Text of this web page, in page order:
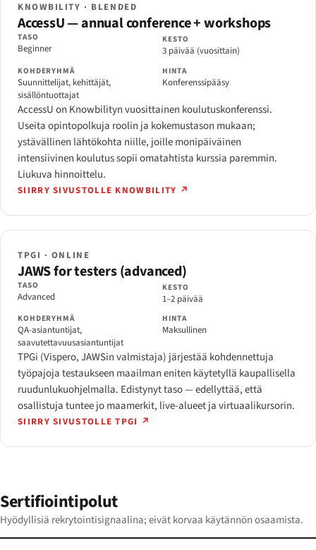
KNOWBILITY · BLENDED
AccessU — annual conference + workshops
TASO
Beginner
KESTO
3 päivää (vuosittain)
KOHDERYHMÄ
Suunnittelijat, kehittäjät,
sisällöntuottajat
HINTA
Konferenssipääsy
AccessU on Knowbilityn vuosittainen koulutuskonferenssi.
Useita opintopolkuja roolin ja kokemustason mukaan;
ystävällinen lähtökohta niille, joille monipäiväinen
intensiivinen koulutus sopii omatahtista kurssia paremmin.
Liukuva hinnoittelu.
SIIRRY SIVUSTOLLE KNOWBILITY ↗
TPGI · ONLINE
JAWS for testers (advanced)
TASO
Advanced
KESTO
1–2 päivää
KOHDERYHMÄ
QA-asiantuntijat,
saavutettavuusasiantuntijat
HINTA
Maksullinen
TPGi (Vispero, JAWSin valmistaja) järjestää kohdennettuja
työpajoja testaukseen maailman eniten käytetyllä kaupallisella
ruudunlukuohjelmalla. Edistynyt taso — edellyttää, että
osallistuja tuntee jo maamerkit, live-alueet ja virtuaalikursorin.
SIIRRY SIVUSTOLLE TPGI ↗
Sertifiointipolut
Hyödyllisiä rekrytointisignaalina; eivät korvaa käytännön osaamista.